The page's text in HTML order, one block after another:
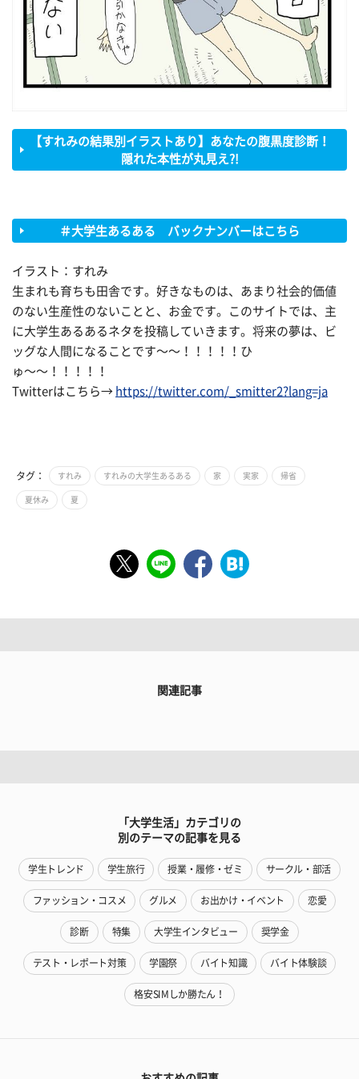
【すれみの結果別イラストあり】あなたの腹黒度診断！
隠れた本性が丸見え?!
＃大学生あるある バックナンバーはこちら
イラスト：すれみ
生まれも育ちも田舎です。好きなものは、あまり社会的価値
のない生産性のないことと、お金です。このサイトでは、主
に大学生あるあるネタを投稿していきます。将来の夢は、ビ
ッグな人間になることです〜〜！！！！！ひ
ゅ〜〜！！！！！
Twitterはこちら→ https://twitter.com/_smitter2?lang=ja
タグ： すれみ すれみの大学生あるある 家 実家 帰省
夏休み 夏
関連記事
「大学生活」カテゴリの
別のテーマの記事を見る
学生トレンド 学生旅行 授業・履修・ゼミ サークル・部活
ファッション・コスメ グルメ お出かけ・イベント 恋愛
診断 特集 大学生インタビュー 奨学金
テスト・レポート対策 学園祭 バイト知識 バイト体験談
格安SIMしか勝たん！